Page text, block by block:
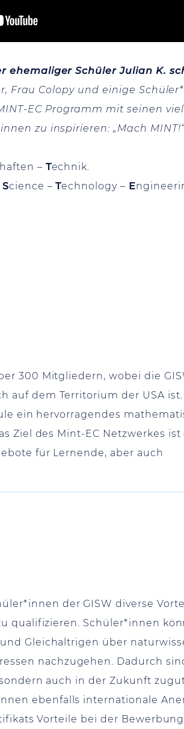
ehemaliger Schüler Julian K.
Frau Colopy und einige
EC Programm mit seinen
zu inspirieren: „Mach
– Technik.
Science –Technology – E
300 Mitgliedern, wobei die
auf dem Territorium der USA ist.
ein hervorragendes
Ziel des Mint-EC Netzwerkes ist
für Lernende, aber auch
der GISW diverse
Schüler*innen
Gleichaltrigen über
nachzugehen. Dadurch
auch in der Zukunft
ebenfalls internationale
Vorteile bei der